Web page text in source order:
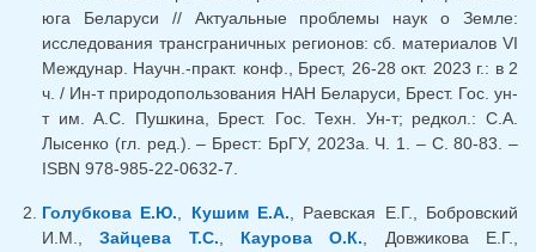
юга Беларуси // Актуальные проблемы наук о Земле:
исследования трансграничных регионов: сб. материалов VI
Междунар. Научн.-практ. конф., Брест, 26-28 окт. 2023 г.: в 2
ч. / Ин-т природопользования НАН Беларуси, Брест. Гос. ун-
т им. А.С. Пушкина, Брест. Гос. Техн. Ун-т; редкол.: С.А.
Лысенко (гл. ред.). – Брест: БрГУ, 2023а. Ч. 1. – С. 80-83. –
ISBN 978-985-22-0632-7.
Голубкова Е.Ю. Кушим Е.А. , Раевская Е.Г., Бобровский
И.М.,Зайцева Т.С. Каурова О.К. , Довжикова Е.Г.,